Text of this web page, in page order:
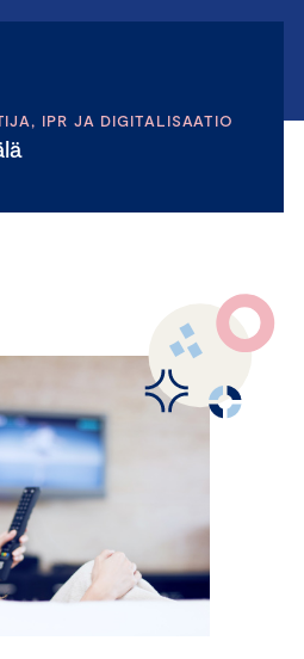
IPR JA DIGITALISAATIO